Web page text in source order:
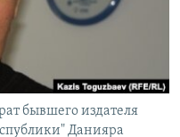
бывшего издателя
Данияра